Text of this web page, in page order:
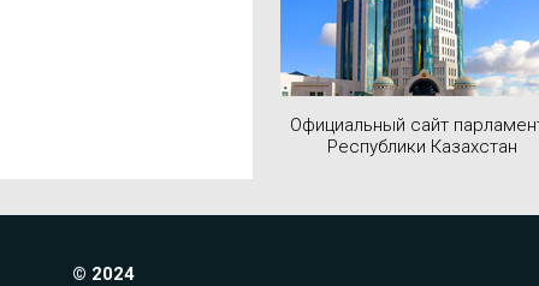
Официальный сайт
Республики Казахстан
© 2024